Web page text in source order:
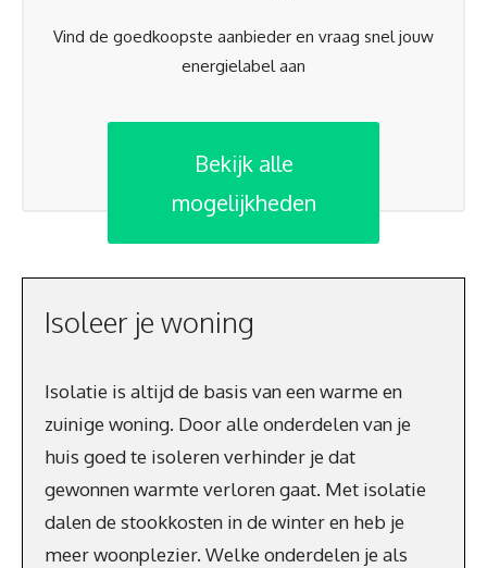
Vind de goedkoopste aanbieder en vraag snel jouw
energielabel aan
Bekijk alle
mogelijkheden
Isoleer je woning
Isolatie is altijd de basis van een warme en
zuinige woning. Door alle onderdelen van je
huis goed te isoleren verhinder je dat
gewonnen warmte verloren gaat. Met isolatie
dalen de stookkosten in de winter en heb je
meer woonplezier. Welke onderdelen je als